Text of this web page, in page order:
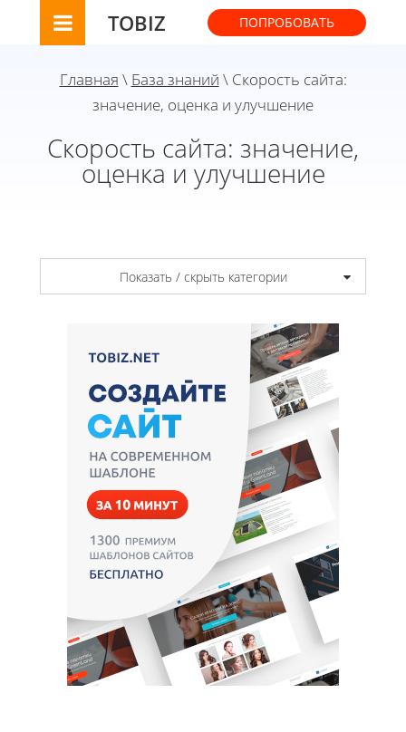
TOBIZ ПОПРОБОВАТЬ
Главная \ База знаний \ Скорость сайта:
значение, оценка и улучшение
Скорость сайта: значение,
оценка и улучшение
Показать / скрыть категории